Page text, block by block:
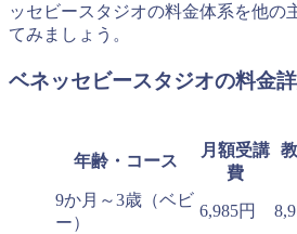
ッセビースタジオの料金体系を他の
てみましょう。
ベネッセビースタジオの料金
年齢・コース
月額受講
費
9か月～3歳（ベビ
ー）
6,985円